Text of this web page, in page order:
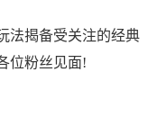
揭备受关注的经典
位粉丝见面!